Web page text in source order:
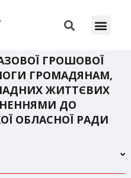
ГРОШОВОЇ
ГРОМАДЯНАМ,
ЖИТТЄВИХ
ДО
ОБЛАСНОЇ РАДИ